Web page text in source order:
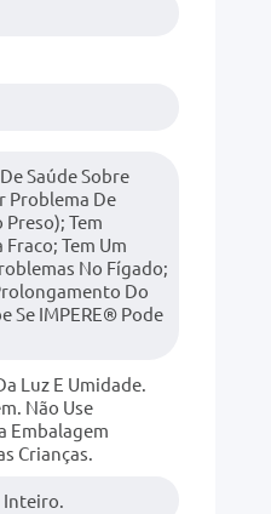
Saúde Sobre
Problema De
Tem
Tem Um
No Fígado;
Do
Se IMPERE® Pode
Luz E Umidade.
Não Use
Embalagem
Crianças.
Inteiro.